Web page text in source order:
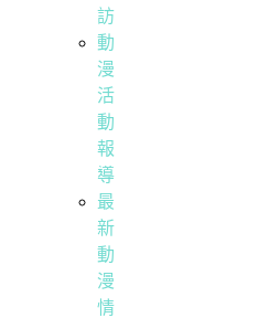
訪
動
漫
活
動
報
導
最
新
動
漫
情